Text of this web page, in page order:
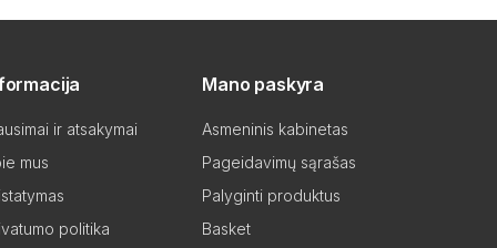
ir atsakymai
mus
politika
Mano paskyra
Asmeninis kabinetas
Pageidavimų sąrašas
Palyginti produktus
Basket